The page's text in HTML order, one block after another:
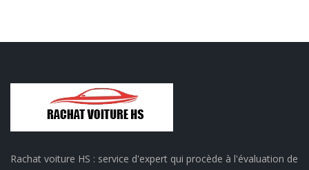
Rachat voiture HS : service d'expert qui procède à l'évaluation de